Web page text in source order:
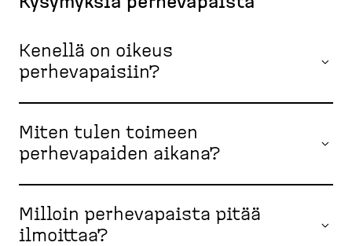
Kenellä on oikeus
perhevapaisiin?
Miten tulen toimeen
perhevapaiden aikana?
Milloin perhevapaista pitää
ilmoittaa?